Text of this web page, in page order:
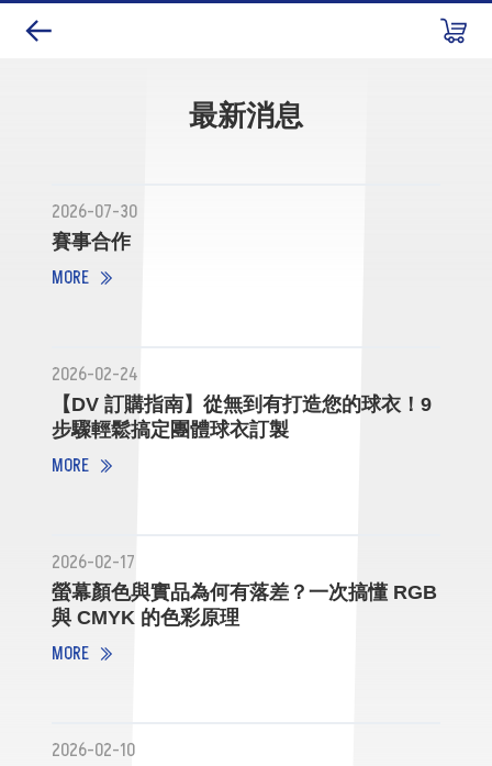
最新消息
2026-07-30
賽事合作
MORE
2026-02-24
【DV 訂購指南】從無到有打造您的球衣！9
步驟輕鬆搞定團體球衣訂製
MORE
2026-02-17
螢幕顏色與實品為何有落差？一次搞懂 RGB
與 CMYK 的色彩原理
MORE
2026-02-10